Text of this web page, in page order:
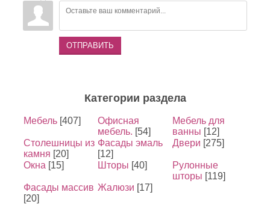
ОТПРАВИТЬ
Категории раздела
Мебель [407]
Офисная
мебель. [54]
Мебель для
ванны [12]
Столешницы из
камня [20]
Фасады эмаль
[12]
Двери [275]
Окна [15] Шторы [40]
Рулонные
шторы [119]
Фасады массив
[20]
Жалюзи [17]